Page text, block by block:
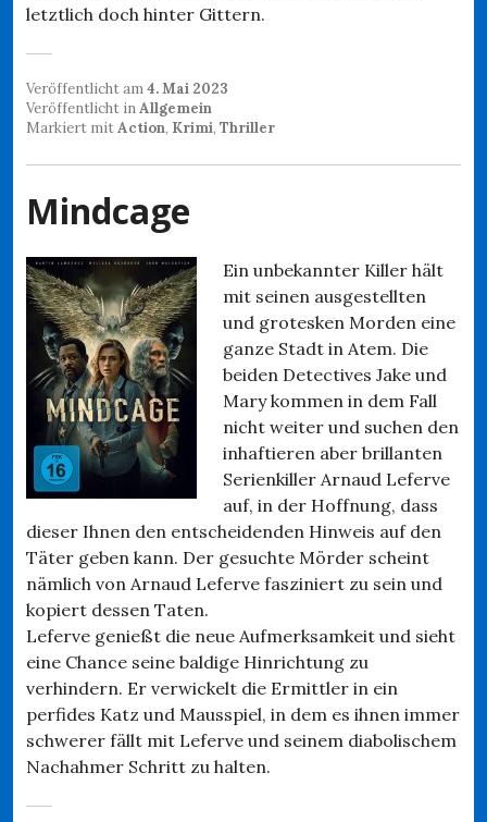
letztlich doch hinter Gittern.
Veröffentlicht am4. Mai 2023
Veröffentlicht inAllgemein
Markiert mitAction, Krimi, Thriller
Mindcage
Ein unbekannter Killer hält
mit seinen ausgestellten
und grotesken Morden eine
ganze Stadt in Atem. Die
beiden Detectives Jake und
Mary kommen in dem Fall
nicht weiter und suchen den
inhaftieren aber brillanten
Serienkiller Arnaud Leferve
auf, in der Hoffnung, dass
dieser Ihnen den entscheidenden Hinweis auf den
Täter geben kann. Der gesuchte Mörder scheint
nämlich von Arnaud Leferve fasziniert zu sein und
kopiert dessen Taten.
Leferve genießt die neue Aufmerksamkeit und sieht
eine Chance seine baldige Hinrichtung zu
verhindern. Er verwickelt die Ermittler in ein
perfides Katz und Mausspiel, in dem es ihnen immer
schwerer fällt mit Leferve und seinem diabolischem
Nachahmer Schritt zu halten.